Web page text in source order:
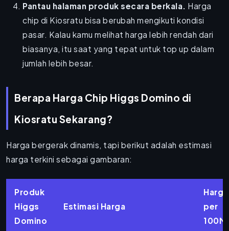
Pantau halaman produk secara berkala. Harga
chip di Kiosratu bisa berubah mengikuti kondisi
pasar. Kalau kamu melihat harga lebih rendah dari
biasanya, itu saat yang tepat untuk top up dalam
jumlah lebih besar.
Berapa Harga Chip Higgs Domino di
Kiosratu Sekarang?
Harga bergerak dinamis, tapi berikut adalah estimasi
harga terkini sebagai gambaran:
Produk
Higgs
Domino
Estimasi Harga
Harga
per
100M